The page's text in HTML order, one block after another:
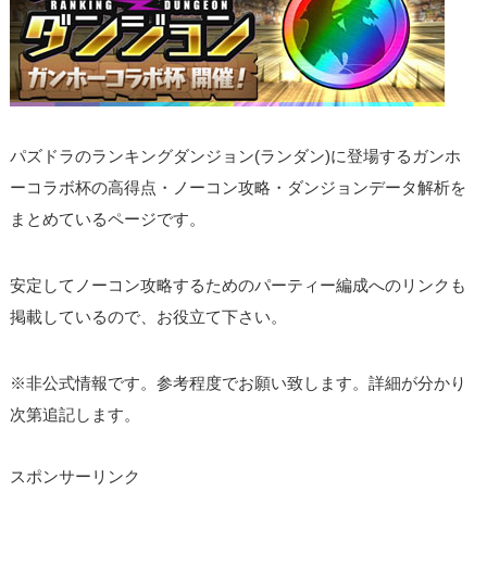
パズドラのランキングダンジョン(ランダン)に登場するガンホ
ーコラボ杯の高得点・ノーコン攻略・ダンジョンデータ解析を
まとめているページです。
安定してノーコン攻略するためのパーティー編成へのリンクも
掲載しているので、お役立て下さい。
※非公式情報です。参考程度でお願い致します。詳細が分かり
次第追記します。
スポンサーリンク